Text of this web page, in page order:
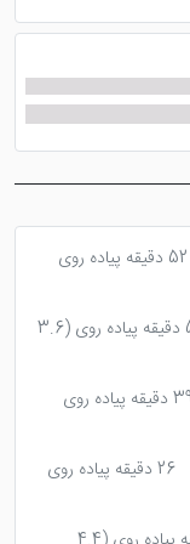
به حرم مطهر
جهت تشرف به
هتل پنج ستاره
همچون هتل
امام رضا (ع)
ارغوان می توان
کرد. که در
هتل قابل رزرو
52 دقیقه پیاده روی
(3.6
پیاده روی
26 دقیقه پیاده روی